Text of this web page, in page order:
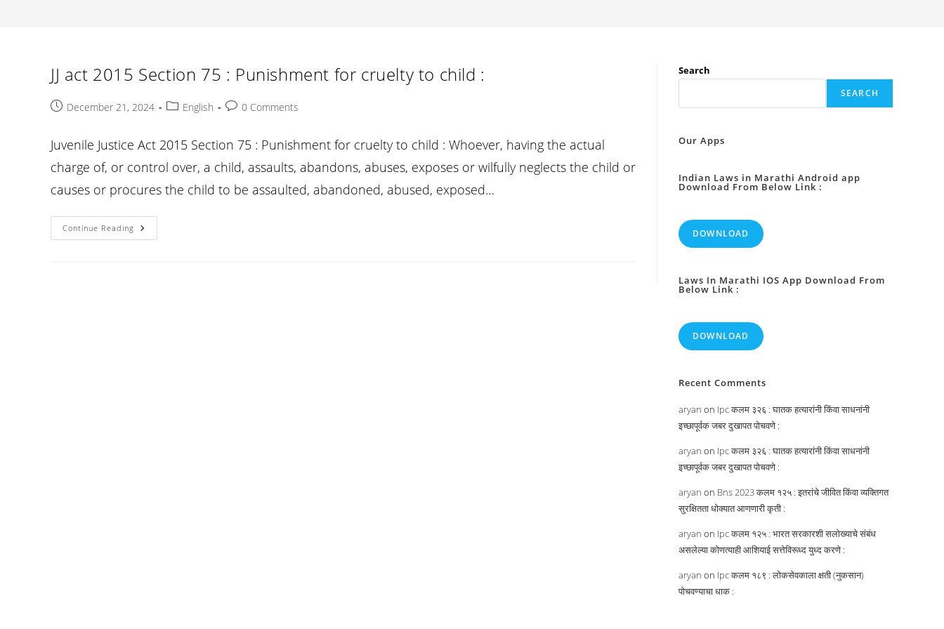
JJ act 2015 Section 75 : Punishment for cruelty to child :
PostDecember 21, 2024
PostEnglish
Post0 Comments
Juvenile Justice Act 2015 Section 75 : Punishment for cruelty to child : Whoever, having the actual
charge of, or control over, a child, assaults, abandons, abuses, exposes or wilfully neglects the child or
causes or procures the child to be assaulted, abandoned, abused, exposed…
Continue Reading
Act
Search
SEARCH
Our Apps
Indian Laws in Marathi Android app
Download From Below Link :
DOWNLOAD
Laws In Marathi IOS App Download From
Below Link :
DOWNLOAD
Recent Comments
aryan on Ipc कलम ३२६ : घातक हत्यारांनी किंवा साधनांनी
इच्छापूर्वक जबर दुखापत पोचवणे :
aryan on Ipc कलम ३२६ : घातक हत्यारांनी किंवा साधनांनी
इच्छापूर्वक जबर दुखापत पोचवणे :
aryan on Bns 2023 कलम १२५ : इतरांचे जीवित किंवा व्यक्तिगत
सुरक्षितता धोक्यात आणणारी कृती :
aryan on Ipc कलम १२५ : भारत सरकारशी सलोख्याचे संबंध
असलेल्या कोणत्याही आशियाई सत्तेविरूध्द युध्द करणे :
aryan on Ipc कलम १८९ : लोकसेवकाला क्षती (नुकसान)
पोचवण्याचा धाक :